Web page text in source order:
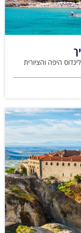
היפה והציורית